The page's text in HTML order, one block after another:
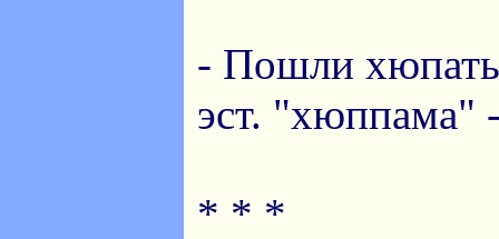
- Пошли
эст. "хюппама"
* * *